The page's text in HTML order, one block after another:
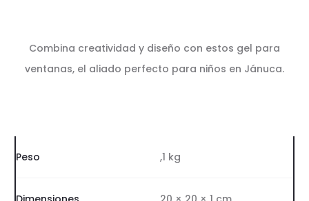
Combina creatividad y diseño con estos gel para
ventanas, el aliado perfecto para niños en Jánuca.
Peso ,1 kg